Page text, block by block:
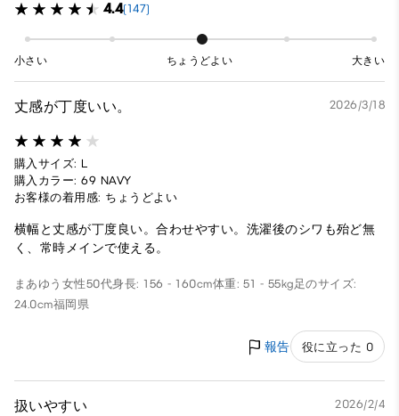
4.4(147)
小さい ちょうどよい 大きい
丈感が丁度いい。 2026/3/18
購入サイズ: L
購入カラー: 69 NAVY
お客様の着用感: ちょうどよい
横幅と丈感が丁度良い。合わせやすい。洗濯後のシワも殆ど無
く、常時メインで使える。
まあゆう 女性50代身長: 156 - 160cm体重: 51 - 55kg足のサイズ:
24.0cm福岡県
報告 役に立った 0
扱いやすい 2026/2/4